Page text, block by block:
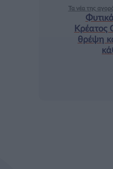
Τα νέα της
Κρέατος
θρέψη